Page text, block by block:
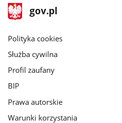
stopka
gov.pl
Strona
gov.pl
gov.pl
Polityka cookies
Służba cywilna
Profil zaufany
BIP
Prawa autorskie
Warunki korzystania